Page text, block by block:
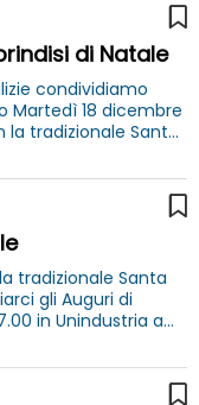
di Natale
condividiamo
18 dicembre
la tradizionale Santa
Cardinale
tradizionale Santa
gli Auguri di
in Unindustria a